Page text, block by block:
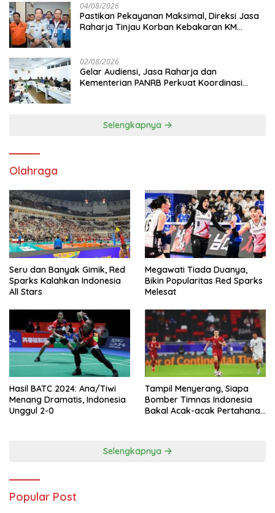
04/08/2026
Pastikan Pekayanan Maksimal, Direksi Jasa
Raharja Tinjau Korban Kebakaran KM
02/08/2026
Gelar Audiensi, Jasa Raharja dan
Kementerian PANRB Perkuat Koordinasi
Selengkapnya
Olahraga
Seru dan Banyak Gimik, Red
Sparks Kalahkan Indonesia
All Stars
Megawati Tiada Duanya,
Bikin Popularitas Red Sparks
Melesat
Hasil BATC 2024: Ana/Tiwi
Menang Dramatis, Indonesia
Unggul 2-0
Tampil Menyerang, Siapa
Bomber Timnas Indonesia
Bakal Acak-acak Pertahanan
Selengkapnya
Popular Post